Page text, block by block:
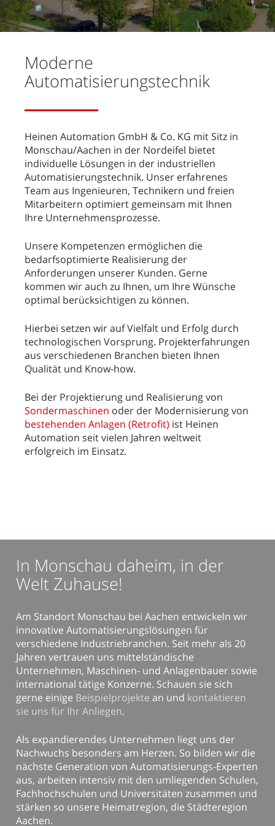
Moderne
Automatisierungstechnik
Heinen Automation GmbH & Co. KG mit Sitz in
Monschau/Aachen in der Nordeifel bietet
individuelle Lösungen in der industriellen
Automatisierungstechnik. Unser erfahrenes
Team aus Ingenieuren, Technikern und freien
Mitarbeitern optimiert gemeinsam mit Ihnen
Ihre Unternehmensprozesse.
Unsere Kompetenzen ermöglichen die
bedarfsoptimierte Realisierung der
Anforderungen unserer Kunden. Gerne
kommen wir auch zu Ihnen, um Ihre Wünsche
optimal berücksichtigen zu können.
Hierbei setzen wir auf Vielfalt und Erfolg durch
technologischen Vorsprung. Projekterfahrungen
aus verschiedenen Branchen bieten Ihnen
Qualität und Know-how.
Bei der Projektierung und Realisierung von
Sondermaschinen oder der Modernisierung von
bestehenden Anlagen (Retrofit) ist Heinen
Automation seit vielen Jahren weltweit
erfolgreich im Einsatz.
In Monschau daheim, in der
Welt Zuhause!
Am Standort Monschau bei Aachen entwickeln wir
innovative Automatisierungslösungen für
verschiedene Industriebranchen. Seit mehr als 20
Jahren vertrauen uns mittelständische
Unternehmen, Maschinen- und Anlagenbauer sowie
international tätige Konzerne. Schauen sie sich
gerne einige Beispielprojekte an und kontaktieren
sie uns für Ihr Anliegen.
Als expandierendes Unternehmen liegt uns der
Nachwuchs besonders am Herzen. So bilden wir die
nächste Generation von Automatisierungs-Experten
aus, arbeiten intensiv mit den umliegenden Schulen,
Fachhochschulen und Universitäten zusammen und
stärken so unsere Heimatregion, die Städteregion
Aachen.